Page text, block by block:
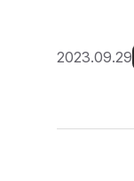
2023.09.29